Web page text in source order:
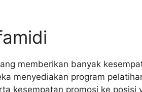
memberikan banyak
menyediakan program
kesempatan promosi ke posisi